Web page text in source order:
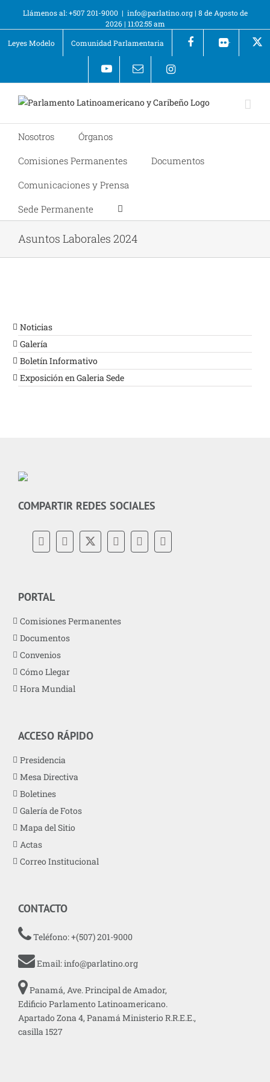
Llámenos al: +507 201-9000 | info@parlatino.org| 8 de Agosto de
2026 | 11:02:55 am
Leyes Modelo
Comunidad Parlamentaria +
Nosotros
Órganos
Comisiones Permanentes
Documentos
Comunicaciones y Prensa
Sede Permanente
Asuntos Laborales 2024
Noticias
Galería
Boletín Informativo
Exposición en Galeria Sede
COMPARTIR REDES SOCIALES
PORTAL
Comisiones Permanentes
Documentos
Convenios
Cómo Llegar
Hora Mundial
ACCESO RÁPIDO
Presidencia
Mesa Directiva
Boletines
Galería de Fotos
Mapa del Sitio
Actas
Correo Institucional
CONTACTO
Teléfono: +(507) 201-9000
Email:info@parlatino.org
Panamá, Ave. Principal de Amador,
Edificio Parlamento Latinoamericano.
Apartado Zona 4, Panamá Ministerio R.R.E.E.,
casilla 1527